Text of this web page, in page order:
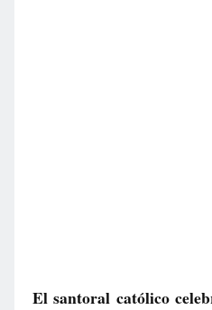
El santoral católico